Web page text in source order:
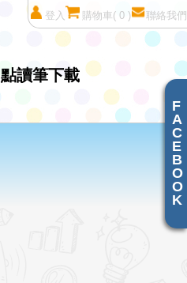
登入 購物車( 0 ) 聯絡我們
點讀筆下載
F
A
C
E
B
O
O
K